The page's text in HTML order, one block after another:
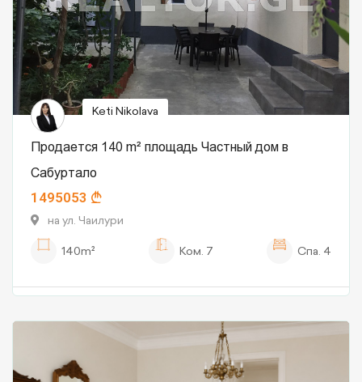
Keti Nikolava
Продается 140 m² площадь Частный дом в
Сабуртало
1495053
на ул. Чаилури
140m²
Ком. 7 Спа. 4